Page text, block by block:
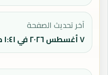
آخر تحديث الصفحة
٧ أغسطس ٢٠٢٦ في ١:٤١ ص